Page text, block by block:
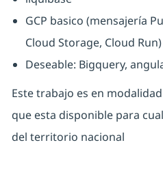
GCP basico (mensajería
Cloud Storage, Cloud Run)
Deseable: Bigquery,
Este trabajo es en
que esta disponible para
del territorio nacional